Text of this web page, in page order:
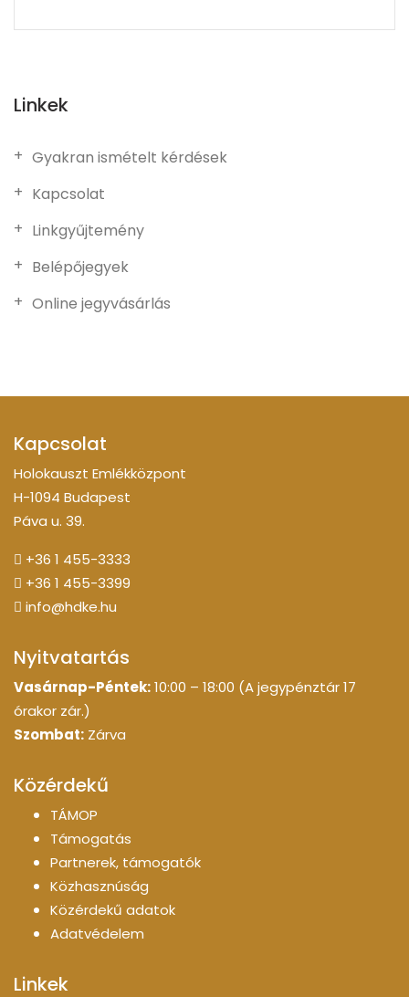
Linkek
Gyakran ismételt kérdések
Kapcsolat
Linkgyűjtemény
Belépőjegyek
Online jegyvásárlás
Kapcsolat
Holokauszt Emlékközpont
H-1094 Budapest
Páva u. 39.
+36 1 455-3333
+36 1 455-3399
info@hdke.hu
Nyitvatartás
Vasárnap-Péntek:10:00 – 18:00 (A jegypénztár 17
órakor zár.)
Szombat: Zárva
Közérdekű
TÁMOP
Támogatás
Partnerek, támogatók
Közhasznúság
Közérdekű adatok
Adatvédelem
Linkek